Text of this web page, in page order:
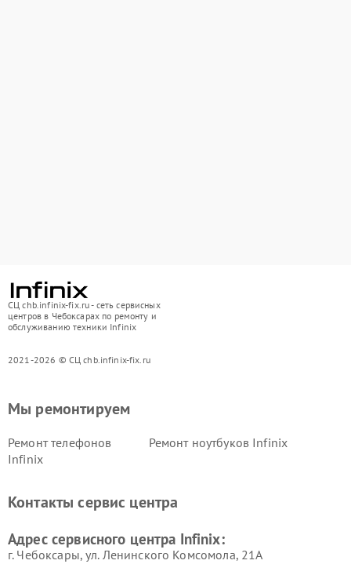
СЦ chb.infinix-fix.ru - сеть сервисных
центров в Чебоксарах по ремонту и
обслуживанию техники Infinix
2021-2026 © СЦ chb.infinix-fix.ru
Мы ремонтируем
Ремонт телефонов
Infinix
Ремонт ноутбуков Infinix
Контакты сервис центра
Адрес сервисного центра Infinix:
г. Чебоксары, ул. Ленинского Комсомола, 21А